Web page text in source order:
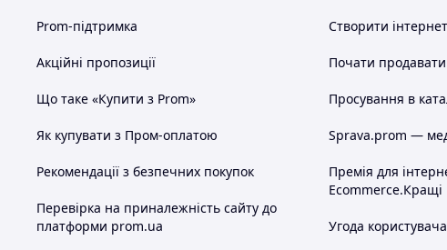
Prom-підтримка
Акційні пропозиції
Що таке «Купити з Prom»
Як купувати з Пром-оплатою
Рекомендації з безпечних покупок
Перевірка на приналежність сайту до
платформи prom.ua
Створити
Почати
Просування в
Sprava.prom —
Премія для
Ecommerce.Кращі
Угода користувача